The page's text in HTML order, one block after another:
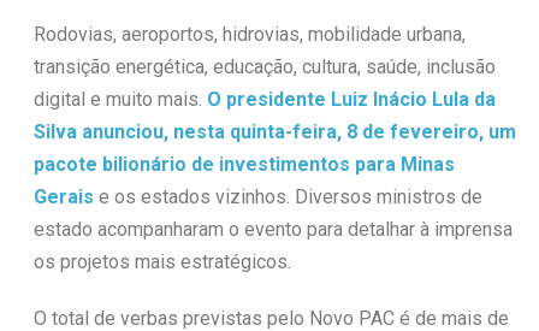
Rodovias, aeroportos, hidrovias, mobilidade urbana,
transição energética, educação, cultura, saúde, inclusão
digital e muito mais. O presidente Luiz Inácio Lula da
Silva anunciou, nesta quinta-feira, 8 de fevereiro, um
pacote bilionário de investimentos para Minas
Gerais e os estados vizinhos. Diversos ministros de
estado acompanharam o evento para detalhar à imprensa
os projetos mais estratégicos.
O total de verbas previstas pelo Novo PAC é de mais de